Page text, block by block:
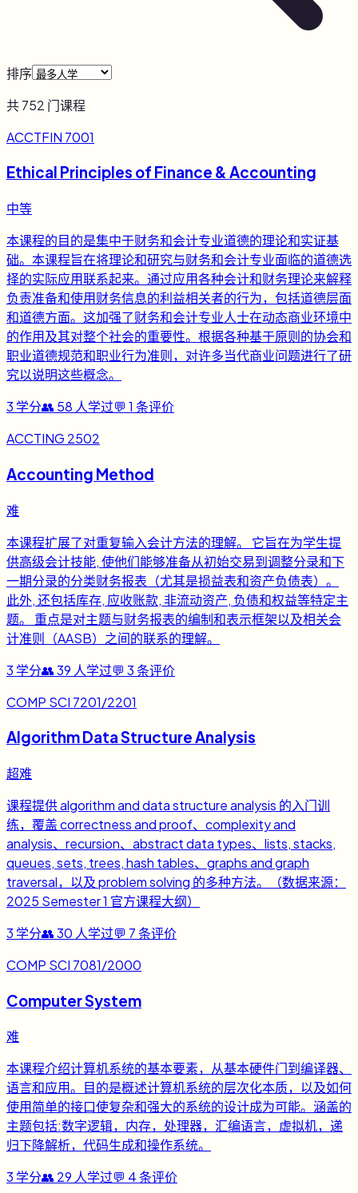
排序
共752 门课程
ACCTFIN 7001
Ethical Principles of Finance & Accounting
中等
本课程的目的是集中于财务和会计专业道德的理论和实证基
础。本课程旨在将理论和研究与财务和会计专业面临的道德选
择的实际应用联系起来。通过应用各种会计和财务理论来解释
负责准备和使用财务信息的利益相关者的行为，包括道德层面
和道德方面。这加强了财务和会计专业人士在动态商业环境中
的作用及其对整个社会的重要性。根据各种基于原则的协会和
职业道德规范和职业行为准则，对许多当代商业问题进行了研
究以说明这些概念。
3 学分👥 58 人学过💬 1 条评价
ACCTING 2502
Accounting Method
难
本课程扩展了对重复输入会计方法的理解。 它旨在为学生提
供高级会计技能, 使他们能够准备从初始交易到调整分录和下
一期分录的分类财务报表（尤其是损益表和资产负债表）。
此外, 还包括库存, 应收账款, 非流动资产, 负债和权益等特定主
题。 重点是对主题与财务报表的编制和表示框架以及相关会
计准则（AASB）之间的联系的理解。
3 学分👥39 人学过💬 3条评价
COMP SCI 7201/2201
Algorithm Data Structure Analysis
超难
课程提供 algorithm and data structure analysis 的入门训
练，覆盖 correctness and proof、complexity and
analysis、recursion、abstract data types、lists, stacks,
queues, sets, trees, hash tables、graphs and graph
traversal，以及 problem solving 的多种方法。（数据来源：
2025 Semester 1 官方课程大纲）
3 学分👥30 人学过💬 7条评价
COMP SCI 7081/2000
Computer System
难
本课程介绍计算机系统的基本要素，从基本硬件门到编译器、
语言和应用。目的是概述计算机系统的层次化本质，以及如何
使用简单的接口使复杂和强大的系统的设计成为可能。涵盖的
主题包括:数字逻辑，内存，处理器，汇编语言，虚拟机，递
归下降解析，代码生成和操作系统。
3 学分👥 29 人学过💬 4条评价